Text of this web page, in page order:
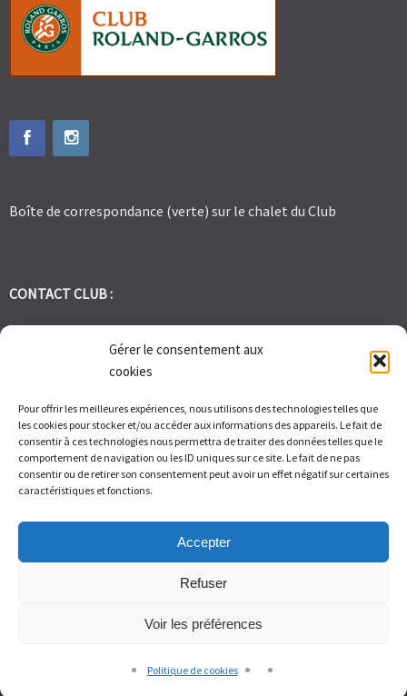
Gérer le consentement aux
cookies
Pour offrir les meilleures expériences, nous utilisons des technologies telles que
les cookies pour stocker et/ou accéder aux informations des appareils. Le fait de
consentir à ces technologies nous permettra de traiter des données telles que le
comportement de navigation ou les ID uniques sur ce site. Le fait de ne pas
consentir ou de retirer son consentement peut avoir un effet négatif sur certaines
caractéristiques et fonctions.
Accepter
Refuser
Voir les préférences
Politique de cookies
Boîte de correspondance (verte) sur le chalet du Club
CONTACT CLUB :
tennis.club.avignon@orange.fr
1 Bd des Frères Reboul 30400 Villeneuve les Avignon
Du Lundi au Vendredi de 9h à 12h et de 14h à 17h – Samedi de 9H
à 11H
© Tennis Club Avignon Montolivet 2026.